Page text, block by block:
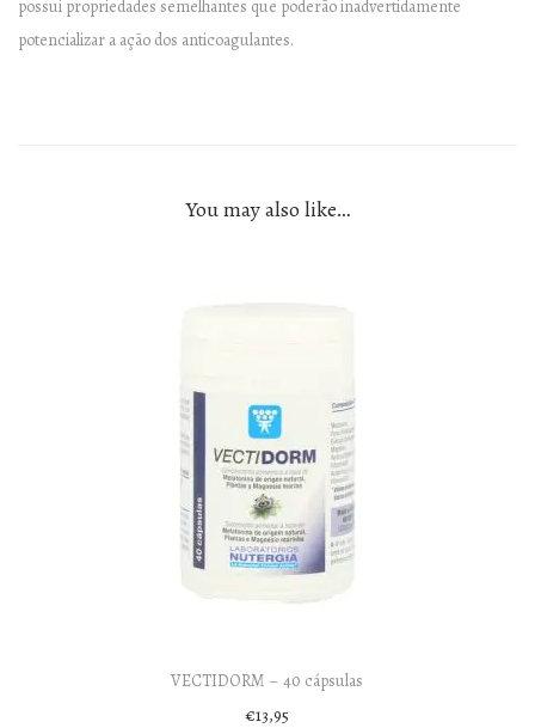
possui propriedades semelhantes que poderão inadvertidamente
potencializar a ação dos anticoagulantes.
You may also like…
VECTIDORM – 40 cápsulas
€13,95